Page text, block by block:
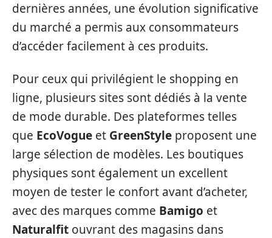
dernières années, une évolution significative
du marché a permis aux consommateurs
d’accéder facilement à ces produits.
Pour ceux qui privilégient le shopping en
ligne, plusieurs sites sont dédiés à la vente
de mode durable. Des plateformes telles
que EcoVogue et GreenStyle proposent une
large sélection de modèles. Les boutiques
physiques sont également un excellent
moyen de tester le confort avant d’acheter,
avec des marques comme Bamigo et
Naturalfit ouvrant des magasins dans